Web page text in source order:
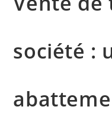
société :